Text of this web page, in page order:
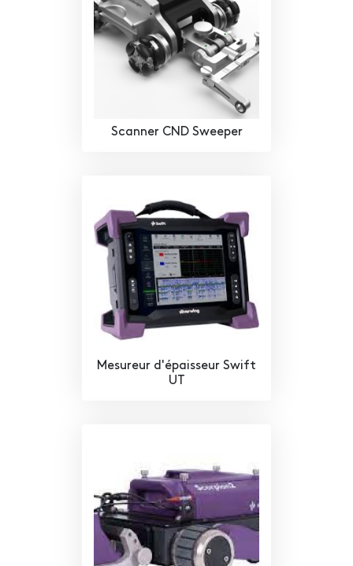
Scanner CND Sweeper
Mesureur d'épaisseur Swift
UT